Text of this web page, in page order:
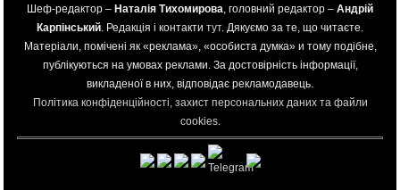
Шеф-редактор – Наталія Тихомирова, головний редактор – Андрій
Карпінський. Редакція і контакти тут. Дякуємо за те, що читаєте.
Матеріали, помічені як «реклама», «особиста думка» и тому подібне,
публікуються на умовах реклами. За достовірність інформації,
викладеної в них, відповідає рекламодавець.
Політика конфіденційності, захист персональних даних та файли
cookies.